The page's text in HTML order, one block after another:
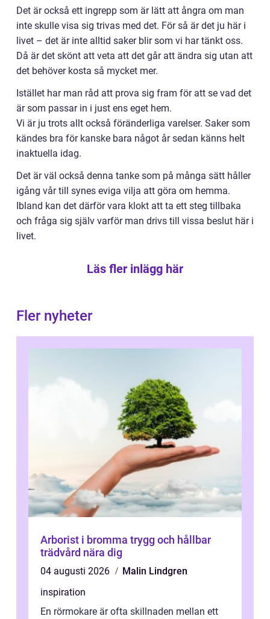
Det är också ett ingrepp som är lätt att ångra om man
inte skulle visa sig trivas med det. För så är det ju här i
livet – det är inte alltid saker blir som vi har tänkt oss.
Då är det skönt att veta att det går att ändra sig utan att
det behöver kosta så mycket mer.
Istället har man råd att prova sig fram för att se vad det
är som passar in i just ens eget hem.
Vi är ju trots allt också föränderliga varelser. Saker som
kändes bra för kanske bara något år sedan känns helt
inaktuella idag.
Det är väl också denna tanke som på många sätt håller
igång vår till synes eviga vilja att göra om hemma.
Ibland kan det därför vara klokt att ta ett steg tillbaka
och fråga sig själv varför man drivs till vissa beslut här i
livet.
Läs fler inlägg här
Fler nyheter
Arborist i bromma trygg och hållbar
trädvård nära dig
04 augusti 2026
Malin Lindgren
inspiration
En rörmokare är ofta skillnaden mellan ett